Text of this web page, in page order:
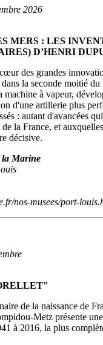
2026
MERS : LES
D’HENRI
des grandes
la seconde moitié
machine à vapeur,
d'une artillerie plus
: autant d'avancées
de la France, et
décisive.
la Marine
nos-musees/port-
de la naissance de
Metz présente
à 2016, la plus